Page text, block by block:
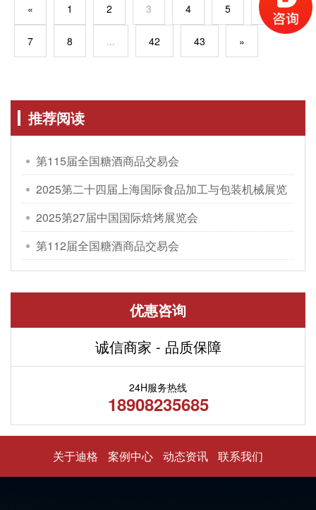
« 1 2 3 4 5
7 8 ... 42 43 »
推荐阅读
第115届全国糖酒商品交易会
2025第二十四届上海国际食品加工与包装机械展览
会
2025第27届中国国际焙烤展览会
第112届全国糖酒商品交易会
优惠咨询
诚信商家 - 品质保障
24H服务热线
18908235685
关于迪格 案例中心 动态资讯 联系我们